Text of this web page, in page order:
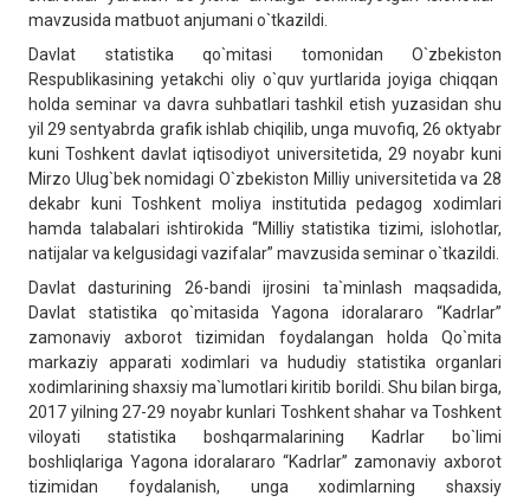
mavzusida matbuot anjumani o`tkazildi.
Davlat statistika qo`mitasi tomonidan O`zbekiston
Respublikasining yetakchi oliy o`quv yurtlarida joyiga chiqqan
holda seminar va davra suhbatlari tashkil etish yuzasidan shu
yil 29 sentyabrda grafik ishlab chiqilib, unga muvofiq, 26 oktyabr
kuni Toshkent davlat iqtisodiyot universitetida, 29 noyabr kuni
Mirzo Ulug`bek nomidagi O`zbekiston Milliy universitetida va 28
dekabr kuni Toshkent moliya institutida pedagog xodimlari
hamda talabalari ishtirokida “Milliy statistika tizimi, islohotlar,
natijalar va kelgusidagi vazifalar” mavzusida seminar o`tkazildi.
Davlat dasturining 26-bandi ijrosini ta`minlash maqsadida,
Davlat statistika qo`mitasida Yagona idoralararo “Kadrlar”
zamonaviy axborot tizimidan foydalangan holda Qo`mita
markaziy apparati xodimlari va hududiy statistika organlari
xodimlarining shaxsiy ma`lumotlari kiritib borildi. Shu bilan birga,
2017 yilning 27-29 noyabr kunlari Toshkent shahar va Toshkent
viloyati statistika boshqarmalarining Kadrlar bo`limi
boshliqlariga Yagona idoralararo “Kadrlar” zamonaviy axborot
tizimidan foydalanish, unga xodimlarning shaxsiy